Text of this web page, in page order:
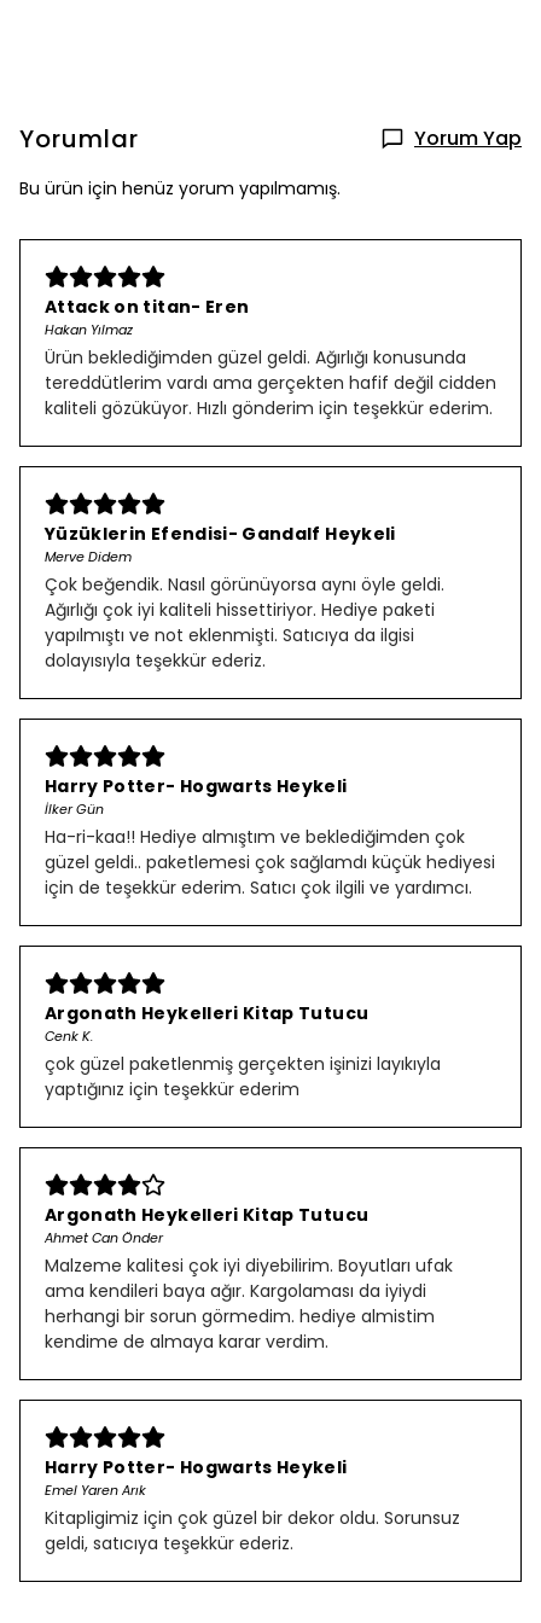
Yorumlar Yorum Yap
Bu ürün için henüz yorum yapılmamış.
Attack on titan- Eren
Hakan Yılmaz
Ürün beklediğimden güzel geldi. Ağırlığı konusunda
tereddütlerim vardı ama gerçekten hafif değil cidden
kaliteli gözüküyor. Hızlı gönderim için teşekkür ederim.
Yüzüklerin Efendisi- Gandalf Heykeli
Merve Didem
Çok beğendik. Nasıl görünüyorsa aynı öyle geldi.
Ağırlığı çok iyi kaliteli hissettiriyor. Hediye paketi
yapılmıştı ve not eklenmişti. Satıcıya da ilgisi
dolayısıyla teşekkür ederiz.
Harry Potter- Hogwarts Heykeli
İlker Gün
Ha-ri-kaa!! Hediye almıştım ve beklediğimden çok
güzel geldi.. paketlemesi çok sağlamdı küçük hediyesi
için de teşekkür ederim. Satıcı çok ilgili ve yardımcı.
Argonath Heykelleri Kitap Tutucu
Cenk K.
çok güzel paketlenmiş gerçekten işinizi layıkıyla
yaptığınız için teşekkür ederim
Argonath Heykelleri Kitap Tutucu
Ahmet Can Önder
Malzeme kalitesi çok iyi diyebilirim. Boyutları ufak
ama kendileri baya ağır. Kargolaması da iyiydi
herhangi bir sorun görmedim. hediye almistim
kendime de almaya karar verdim.
Harry Potter- Hogwarts Heykeli
Emel Yaren Arık
Kitapligimiz için çok güzel bir dekor oldu. Sorunsuz
geldi, satıcıya teşekkür ederiz.